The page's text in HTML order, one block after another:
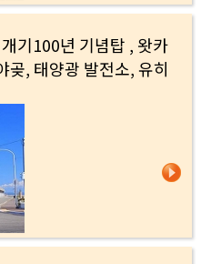
기100년 기념탑 , 왓카
곶, 태양광 발전소, 유히